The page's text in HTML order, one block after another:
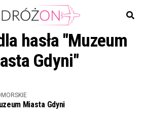
hasła "Muzeum
Gdyni"
Miasta Gdyni